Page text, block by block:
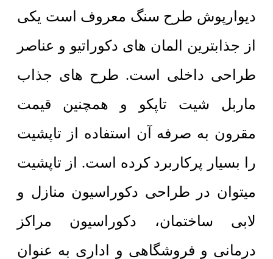
دیوارپوش طرح سنگ معروف است یکی
از جذابترین المان های دکوراتیو و عناصر
طراحی داخلی است. طرح های جذاب
ماربل شیت تاپکو و همچنین قیمت
مقرون به صرفه آن استفاده از تاپشیت
را بسیار پرکاربرد کرده است. از تاپشیت
میتوان در طراحی دکوراسیون منازل و
لابی ساختمان، دکوراسیون مراکز
درمانی و فروشگاهی و اداری به عنوان